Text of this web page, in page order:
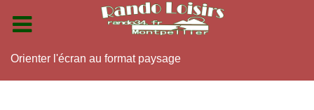
Orienter l'écran au format paysage